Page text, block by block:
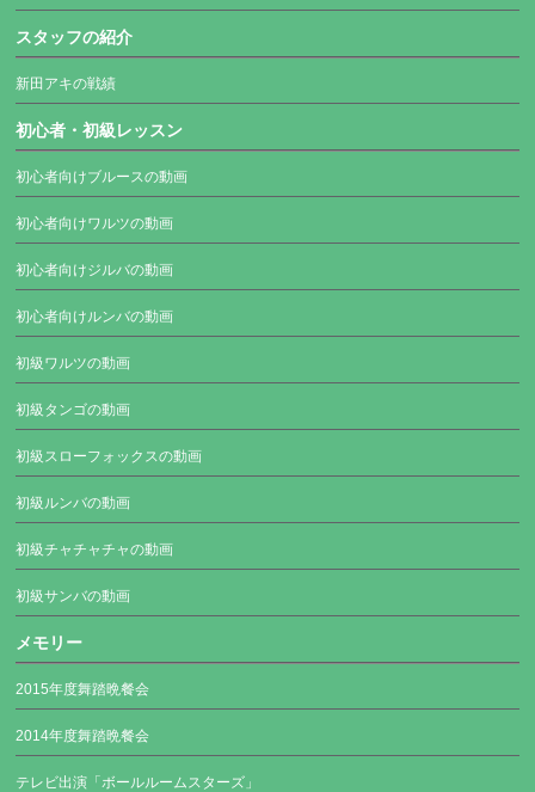
スタッフの紹介
新田アキの戦績
初心者・初級レッスン
初心者向けブルースの動画
初心者向けワルツの動画
初心者向けジルバの動画
初心者向けルンバの動画
初級ワルツの動画
初級タンゴの動画
初級スローフォックスの動画
初級ルンバの動画
初級チャチャチャの動画
初級サンバの動画
メモリー
2015年度舞踏晩餐会
2014年度舞踏晩餐会
テレビ出演「ボールルームスターズ」